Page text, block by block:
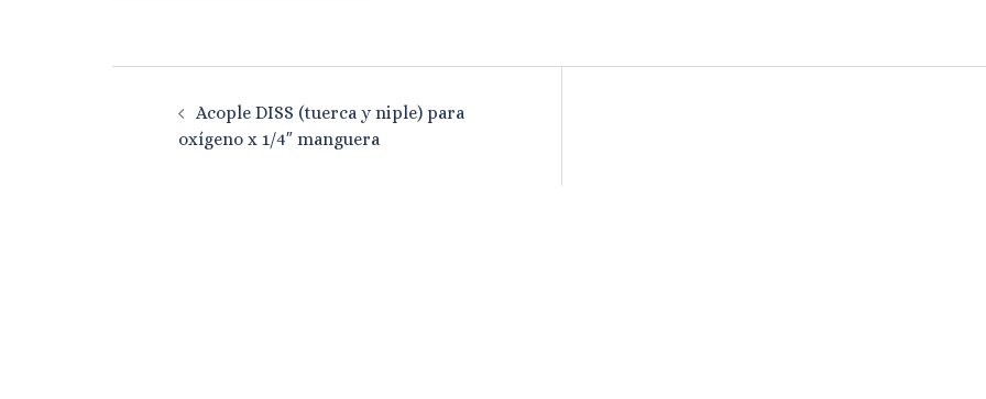
Navegación
Acople DISS (tuerca y niple) para
oxígeno x 1/4″ manguera